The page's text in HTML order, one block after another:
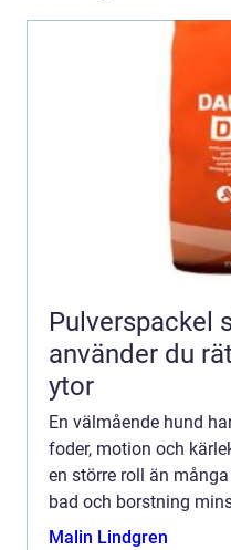
Pulverspackel så väljer och
använder du
ytor
En välmående hund
foder, motion och
en större roll än
bad och borstning
Malin Lindgren